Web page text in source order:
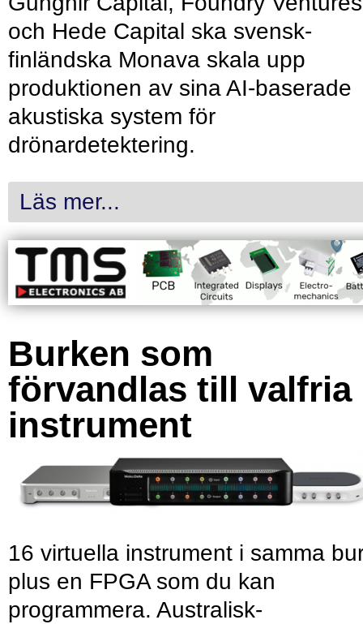
och Hede Capital ska svensk-
finländska Monava skala upp
produktionen av sina AI-baserade
akustiska system för
drönardetektering.
Läs mer...
Burken som
förvandlas till valfria
instrument
16 virtuella instrument i samma
plus en FPGA som du kan
programmera. Australisk-